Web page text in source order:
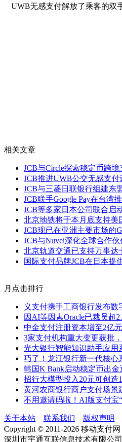
UWB无感支付解放了乘客的双
相关文章
JCB与Circle探索稳定币跨
JCB推进UWB公交无感支付
JCB与三菱日联银行组建东
JCB联手Google Pay在台湾
JCB等多家日本公司联合启
北京地铁将于本月底支持美
JCB现已在亚洲主要市场的
JCB与Nuvei深化全球合作
北京轨道交通已支持万事达
国际支付品牌JCB在日本提
月点击排行
义支付携手工商银行发布
因AI等因素Oracle已裁员超
中金支付注册资本增至2亿
3家支付机构重大变更获批
光大银行智能知识助手应
巧了！龙江银行新一代核心
韩国K Bank启动稳定币出金
招行大模型投入20元可创造
黄河农商银行商户支付场景
不用邀请码啦！AI版支付宝
关于本站 联系我们 版权声明
Copyright © 2011-2026 移动支付
深圳市宇通互联信息技术有限公